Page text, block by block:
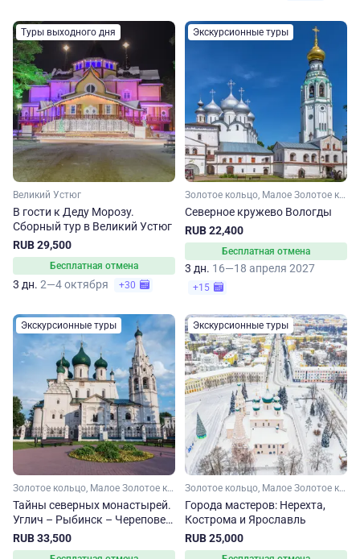
Туры выходного дня
Великий Устюг
В гости к Деду Морозу.
Сборный тур в Великий Устюг
RUB 29,500
Бесплатная отмена
3 дн. 2—4 октября +30
Экскурсионные туры
Золотое кольцо, Малое Золотое кольцо, Ярославская область, Вологодская область
Северное кружево Вологды
RUB 22,400
Бесплатная отмена
3 дн. 16—18 апреля 2027
+15
Экскурсионные туры
Золотое кольцо, Малое Золотое кольцо, Ярославская область, Вологодская область
Тайны северных монастырей.
Углич – Рыбинск – Череповец
– Вологда – Ярославль
RUB 33,500
Экскурсионные туры
Золотое кольцо, Малое Золотое кольцо, Ярославская область, Костромская область
Города мастеров: Нерехта,
Кострома и Ярославль
RUB 25,000